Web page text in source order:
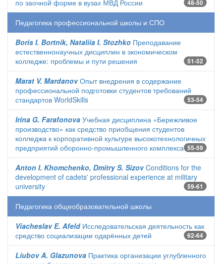
по заочной форме в вузах МВД России 48-50
Педагогика профессиональной школы и СПО
Boris I. Bortnik, Nataliia I. Stozhko Преподавание
естественнонаучных дисциплин в экономическом
колледже: проблемы и пути решения
51-52
Marat V. MardanovОпыт внедрения в содержание
профессиональной подготовки студентов требований
стандартов WorldSkills
53-54
Irina G. Farafonova Учебная дисциплина «Бережливое
производство» как средство приобщения студентов
колледжа к корпоративной культуре высокотехнологичных
предприятий оборонно-промышленного комплекса 55-59
Anton I. Khomchenko, Dmitry S. SizovConditions for the
development of cadets' professional experience at military
university
59-61
Педагогика общеобразовательной школы
Viacheslav E. AfeldИсследовательская деятельность как
средство социализации одарённых детей
62-64
Liubov A. Glazunova Практика организации углубленного